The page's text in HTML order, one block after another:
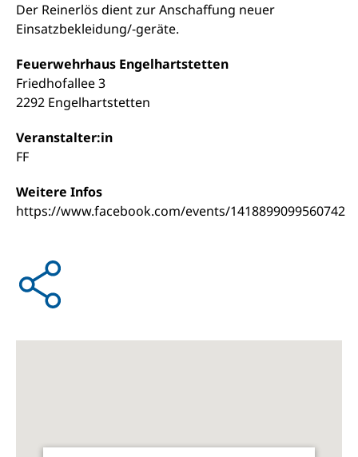
Der Reinerlös dient zur Anschaffung neuer
Einsatzbekleidung/-geräte.
Feuerwehrhaus Engelhartstetten
Friedhofallee 3
2292 Engelhartstetten
Veranstalter:in
FF
Weitere Infos
https://www.facebook.com/events/1418899099560742